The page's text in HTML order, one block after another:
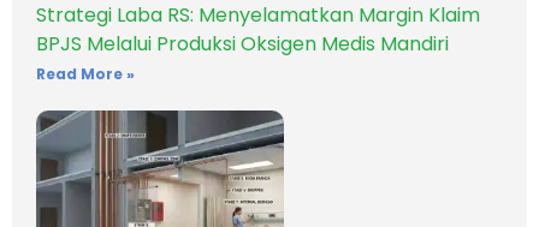
Strategi Laba RS: Menyelamatkan Margin Klaim
BPJS Melalui Produksi Oksigen Medis Mandiri
Read More »